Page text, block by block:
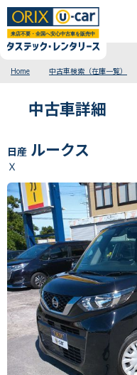
Home 中古車検索（在庫一覧）
中古車詳細
日産 ルークス
Ｘ